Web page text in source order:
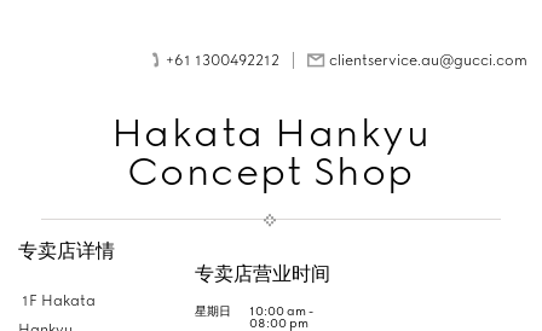
+61 1300492212 clientservice.au@gucci.com
Hakata Hankyu
Concept Shop
专卖店详情
1F Hakata
专卖店营业时间
星期日 10:00 am -
08:00 pm